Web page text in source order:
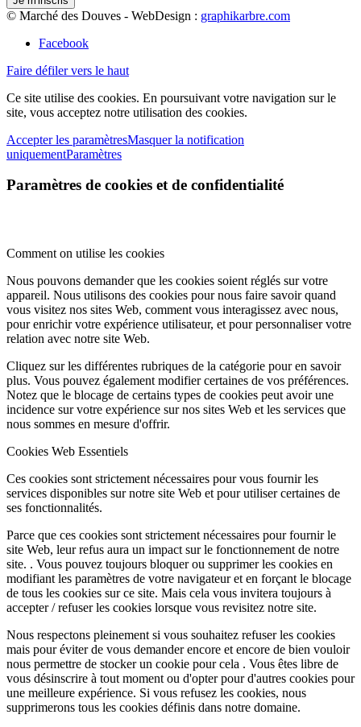
© Marché des Douves - WebDesign : graphikarbre.com
Facebook
Faire défiler vers le haut
Ce site utilise des cookies. En poursuivant votre navigation sur le
site, vous acceptez notre utilisation des cookies.
Accepter les paramètresMasquer la notification
uniquementParamètres
Paramètres de cookies et de confidentialité
Comment on utilise les cookies
Nous pouvons demander que les cookies soient réglés sur votre
appareil. Nous utilisons des cookies pour nous faire savoir quand
vous visitez nos sites Web, comment vous interagissez avec nous,
pour enrichir votre expérience utilisateur, et pour personnaliser votre
relation avec notre site Web.
Cliquez sur les différentes rubriques de la catégorie pour en savoir
plus. Vous pouvez également modifier certaines de vos préférences.
Notez que le blocage de certains types de cookies peut avoir une
incidence sur votre expérience sur nos sites Web et les services que
nous sommes en mesure d'offrir.
Cookies Web Essentiels
Ces cookies sont strictement nécessaires pour vous fournir les
services disponibles sur notre site Web et pour utiliser certaines de
ses fonctionnalités.
Parce que ces cookies sont strictement nécessaires pour fournir le
site Web, leur refus aura un impact sur le fonctionnement de notre
site. . Vous pouvez toujours bloquer ou supprimer les cookies en
modifiant les paramètres de votre navigateur et en forçant le blocage
de tous les cookies sur ce site. Mais cela vous invitera toujours à
accepter / refuser les cookies lorsque vous revisitez notre site.
Nous respectons pleinement si vous souhaitez refuser les cookies
mais pour éviter de vous demander encore et encore de bien vouloir
nous permettre de stocker un cookie pour cela . Vous êtes libre de
vous désinscrire à tout moment ou d'opter pour d'autres cookies pour
une meilleure expérience. Si vous refusez les cookies, nous
supprimerons tous les cookies définis dans notre domaine.